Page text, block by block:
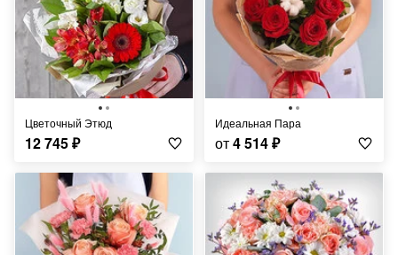
Цветочный Этюд
12 745₽
Идеальная Пара
от4 514₽